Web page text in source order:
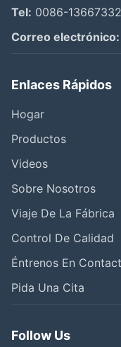
Tel: 0086-
Correo electrónico:
Enlaces Rápidos
Hogar
Productos
Videos
Sobre Nosotros
Viaje De La Fábrica
Control De Calidad
Éntrenos En
Pida Una Cita
Follow Us